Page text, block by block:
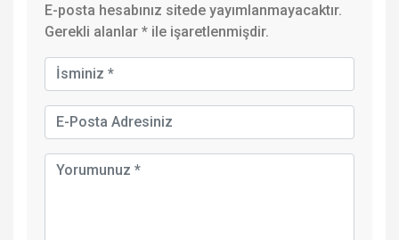
E-posta hesabınız sitede yayımlanmayacaktır.
Gerekli alanlar * ile işaretlenmişdir.